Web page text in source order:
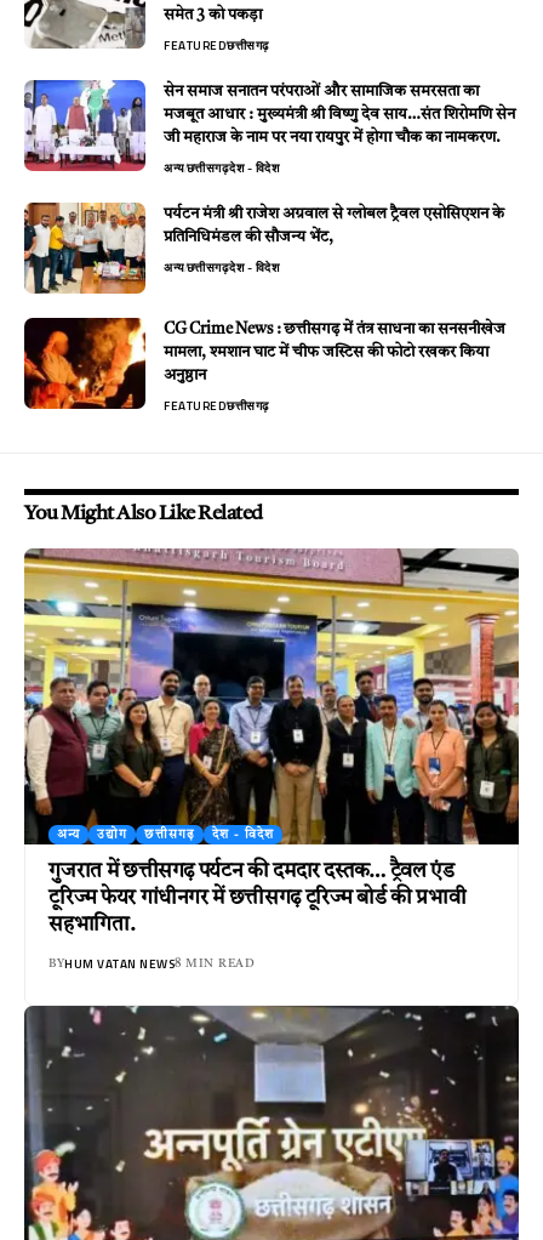
समेत 3 को पकड़ा
FEATUREDछत्तीसगढ़
सेन समाज सनातन परंपराओं और सामाजिक समरसता का
मजबूत आधार : मुख्यमंत्री श्री विष्णु देव साय…संत शिरोमणि सेन
जी महाराज के नाम पर नया रायपुर में होगा चौक का नामकरण.
अन्यछत्तीसगढ़देश - विदेश
पर्यटन मंत्री श्री राजेश अग्रवाल से ग्लोबल ट्रैवल एसोसिएशन के
प्रतिनिधिमंडल की सौजन्य भेंट,
अन्यछत्तीसगढ़देश - विदेश
CG Crime News : छत्तीसगढ़ में तंत्र साधना का सनसनीखेज
मामला, श्मशान घाट में चीफ जस्टिस की फोटो रखकर किया
अनुष्ठान
FEATUREDछत्तीसगढ़
You Might Also Like Related
अन्य उद्योग छत्तीसगढ़ देश - विदेश
गुजरात में छत्तीसगढ़ पर्यटन की दमदार दस्तक… ट्रैवल एंड
टूरिज्म फेयर गांधीनगर में छत्तीसगढ़ टूरिज्म बोर्ड की प्रभावी
सहभागिता.
BYHUM VATAN NEWS8 MIN READ